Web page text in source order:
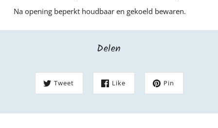
Na opening beperkt houdbaar en gekoeld bewaren.
Delen
Tweet Like Pin